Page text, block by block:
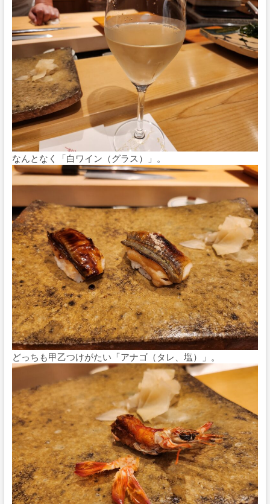
なんとなく「白ワイン（グラス）」。
どっちも甲乙つけがたい「アナゴ（タレ、塩）」。